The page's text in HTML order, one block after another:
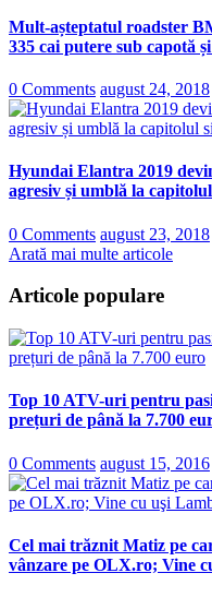
Mult-așteptatul roadster
335 cai putere sub capotă
0 Comments august 24, 2018
Hyundai Elantra 2019
agresiv și umblă la
0 Comments august 23, 2018
Arată mai multe articole
Articole populare
Top 10 ATV-uri pentru
prețuri de până la 7.700
0 Comments august 15, 2016
Cel mai trăznit Matiz pe
vânzare pe OLX.ro; Vine